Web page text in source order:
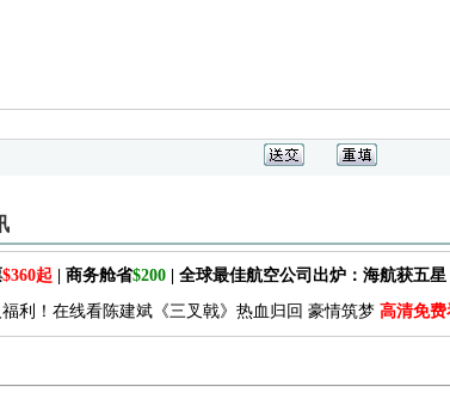
$360起 | 商务舱省$200| 全球最佳航空公司出炉：海航获五星
利！在线看陈建斌《三叉戟》热血归回 豪情筑梦 高清免费